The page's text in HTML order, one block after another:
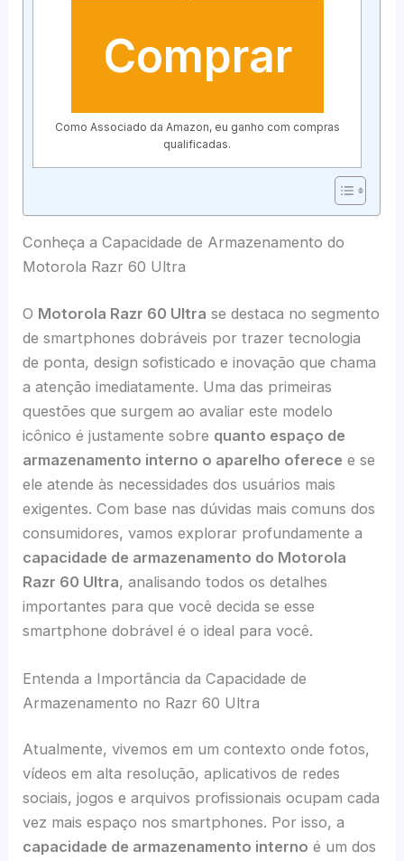
Comprar
Como Associado da Amazon, eu ganho com compras
qualificadas.
Conheça a Capacidade de Armazenamento do
Motorola Razr 60 Ultra
O Motorola Razr 60 Ultra se destaca no segmento
de smartphones dobráveis por trazer tecnologia
de ponta, design sofisticado e inovação que chama
a atenção imediatamente. Uma das primeiras
questões que surgem ao avaliar este modelo
icônico é justamente sobre quanto espaço de
armazenamento interno o aparelho oferece e se
ele atende às necessidades dos usuários mais
exigentes. Com base nas dúvidas mais comuns dos
consumidores, vamos explorar profundamente a
capacidade de armazenamento do Motorola
Razr 60 Ultra, analisando todos os detalhes
importantes para que você decida se esse
smartphone dobrável é o ideal para você.
Entenda a Importância da Capacidade de
Armazenamento no Razr 60 Ultra
Atualmente, vivemos em um contexto onde fotos,
vídeos em alta resolução, aplicativos de redes
sociais, jogos e arquivos profissionais ocupam cada
vez mais espaço nos smartphones. Por isso, a
capacidade de armazenamento interno é um dos